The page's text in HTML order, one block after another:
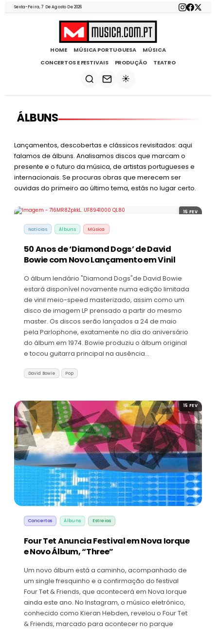
Sexta-Feira, 7 De Agosto De 2026
HOME MÚSICA PORTUGUESA
MÚSICA
CONCERTOS E FESTIVAIS
PRODUÇÃO TEATRO
☀️
ÁLBUNS
Lançamentos, descobertas e clássicos revisitados: aqui
falamos de álbuns. Analisamos discos que marcam o
presente e o futuro da música, de artistas portugueses e
internacionais. Se procuras obras que merecem ser
ouvidas do primeiro ao último tema, estás no lugar certo.
15 FEV
Noticias Álbuns Música
50 Anos de ‘Diamond Dogs’ de David
Bowie com Novo Lançamento em Vinil
O álbum lendário "Diamond Dogs"de David Bowie
estará disponível novamente numa edição limitada
de vinil meio-speed masterizado, assim como um
disco de imagem LP prensado a partir do mesmo
master. Os discos serão lançados a 24 de maio
pela Parlophone, exatamente no dia do aniversário
do álbum em 1974. Bowie produziu o álbum original
e tocou guitarra principal na ausência…
David Bowie Pop
15 FEV
Concertos Álbuns Estreias
Four Tet Anuncia Festival em Nova Iorque
e Novo Álbum, “Three”
Um novo álbum está a caminho, acompanhado de
um single fresquinho e a confirmação do festival
Four Tet & Friends, que acontecerá em Nova Iorque
ainda este ano. No Instagram, o músico eletrónico,
conhecido como Kieran Hebden, revelou o Four Tet
& Friends, marcado para acontecer no parque